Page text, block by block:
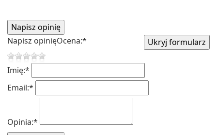
Napisz opinięOcena:*
Imię:*
Email:*
Opinia:*